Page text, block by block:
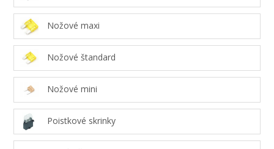
Nožové maxi
Nožové štandard
Nožové mini
Poistkové skrinky